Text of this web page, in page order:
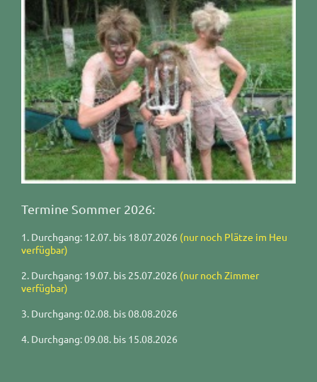
Termine Sommer 2026:
1. Durchgang: 12.07. bis 18.07.2026 (nur noch Plätze im Heu
verfügbar)
2. Durchgang: 19.07. bis 25.07.2026 (nur noch Zimmer
verfügbar)
3. Durchgang: 02.08. bis 08.08.2026
4. Durchgang: 09.08. bis 15.08.2026